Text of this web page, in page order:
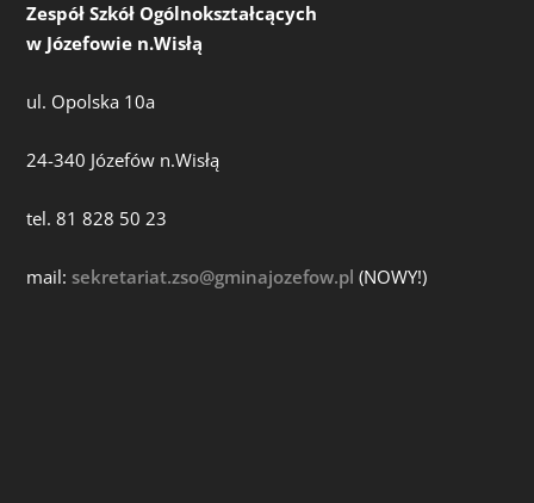
Zespół Szkół Ogólnokształcących
w Józefowie n.Wisłą
ul. Opolska 10a
24-340 Józefów n.Wisłą
tel. 81 828 50 23
mail:sekretariat.zso@gminajozefow.pl (NOWY!)